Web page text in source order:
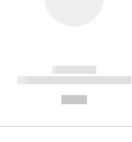
------------
----------- ----------- --------